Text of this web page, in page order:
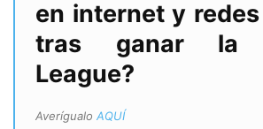
en internet y
tras ganar la
League?
Averígualo AQUÍ